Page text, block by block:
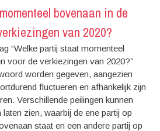
bovenaan in de
van 2020?
“Welke partij staat momenteel
voor de verkiezingen van 2020?”
worden gegeven, aangezien
fluctueren en afhankelijk zijn
Verschillende peilingen kunnen
zien, waarbij de ene partij op
staat en een andere partij op